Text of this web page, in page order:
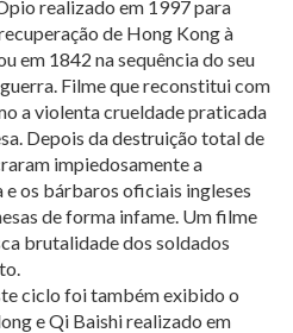
realizado em 1997 para
de Hong Kong à
em 1842 na sequência do seu
Filme que reconstitui com
a violenta crueldade praticada
Depois da destruição total de
impiedosamente a
os bárbaros oficiais ingleses
de forma infame. Um filme
brutalidade dos soldados
ciclo foi também exibido o
e Qi Baishi realizado em